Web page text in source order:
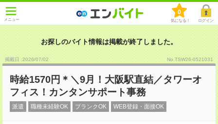
メニュー
0
気になる！ ログイン
お探しのバイト情報は掲載が終了しました。
掲載日 :2026/07/02 No.TSW26-0521031
時給1570円＊＼9月！大阪駅直結／タワーオ
フィス！カンタンサポート事務
派遣 職種未経験OK ブランクOK WEB登録・面接OK